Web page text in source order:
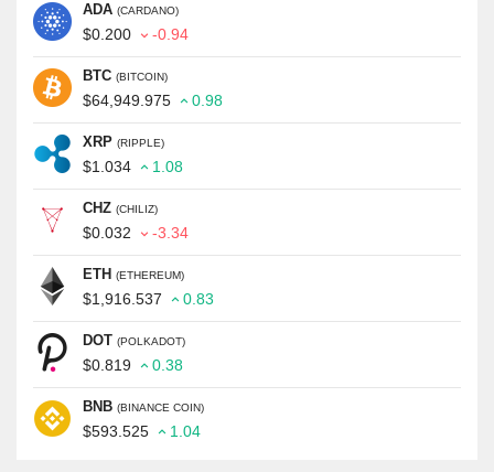
ADA (CARDANO)
$0.200 -0.94
BTC (BITCOIN)
$64,949.975 0.98
XRP (RIPPLE)
$1.034 1.08
CHZ (CHILIZ)
$0.032 -3.34
ETH (ETHEREUM)
$1,916.537 0.83
DOT (POLKADOT)
$0.819 0.38
BNB (BINANCE COIN)
$593.525 1.04